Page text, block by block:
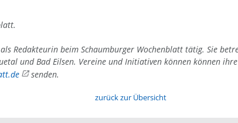
Redakteurin beim Schaumburger Wochenblatt tätig. Sie
und Bad Eilsen. Vereine und Initiativen können können
senden.
zurück zur Übersicht